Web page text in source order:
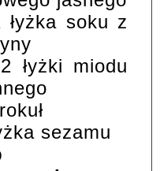
łyżka soku z
2 łyżki miodu
sezamu